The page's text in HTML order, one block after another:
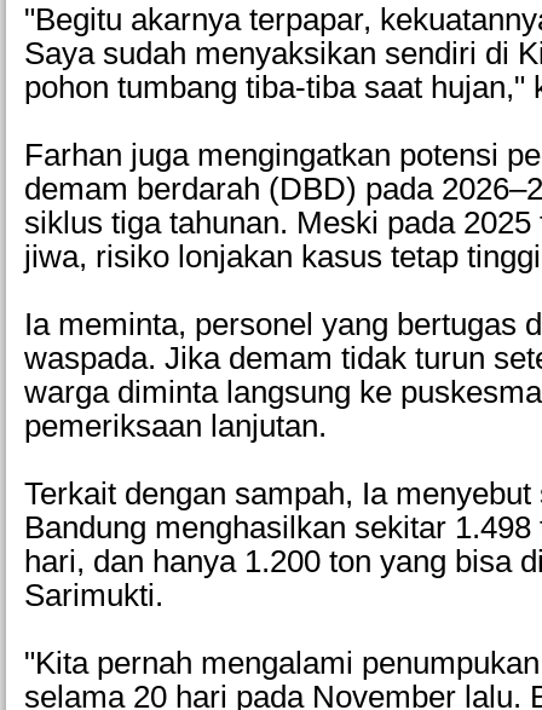
"Begitu akarnya terpapar,
Saya sudah menyaksikan sendiri di
pohon tumbang tiba-tiba saat hujan,"
Farhan juga mengingatkan potensi
demam berdarah (DBD) pada
siklus tiga tahunan. Meski pada
jiwa, risiko lonjakan kasus tetap
Ia meminta, personel yang bertugas
waspada. Jika demam tidak turun
warga diminta langsung ke
pemeriksaan lanjutan.
Terkait dengan sampah, Ia menyebut
Bandung menghasilkan sekitar
hari, dan hanya 1.200 ton yang bisa
Sarimukti.
"Kita pernah mengalami
selama 20 hari pada November lalu.